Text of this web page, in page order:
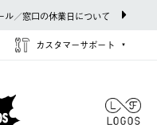
／窓口の休業日について
カスタマーサポート